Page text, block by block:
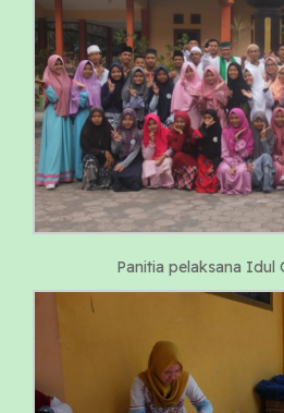
Panitia pelaksana Idul